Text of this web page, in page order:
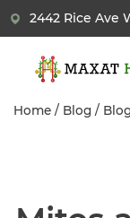
2442 Rice Ave
Home / Blog /